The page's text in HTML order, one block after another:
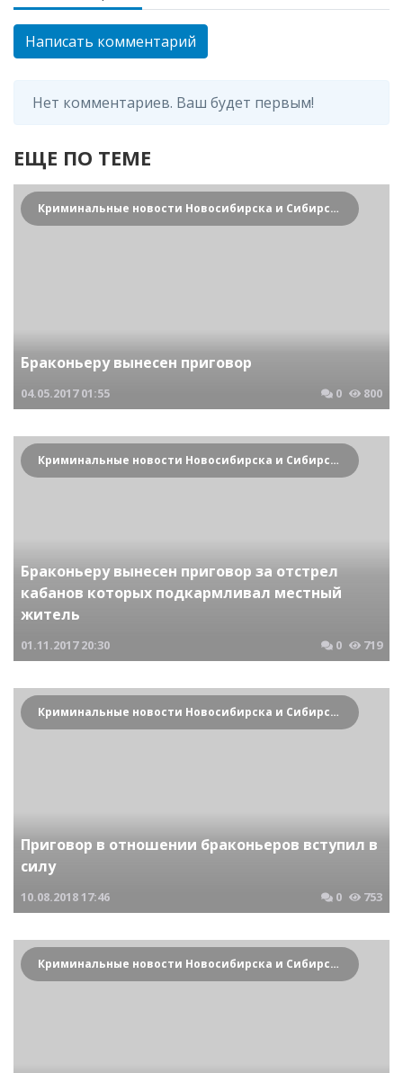
Написать комментарий
Нет комментариев. Ваш будет первым!
ЕЩЕ ПО ТЕМЕ
Криминальные новости Новосибирска и Сибирского региона
Браконьеру вынесен приговор
04.05.2017 01:55 0 800
Криминальные новости Новосибирска и Сибирского региона
Браконьеру вынесен приговор за отстрел
кабанов которых подкармливал местный
житель
01.11.2017 20:30 0 719
Криминальные новости Новосибирска и Сибирского региона
Приговор в отношении браконьеров вступил в
силу
10.08.201817:46 0 753
Криминальные новости Новосибирска и Сибирского региона